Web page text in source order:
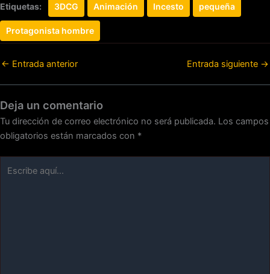
Etiquetas: 3DCG Animación Incesto pequeña
Protagonista hombre
← Entrada anterior Entrada siguiente →
Deja un comentario
Tu dirección de correo electrónico no será publicada. Los campos
obligatorios están marcados con *
aquí...